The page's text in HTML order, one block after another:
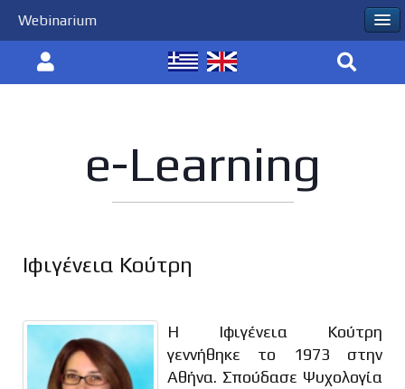
e-Learning
Ιφιγένεια Κούτρη
Η Ιφιγένεια Κούτρη
γεννήθηκε το 1973 στην
Αθήνα. Σπούδασε Ψυχολογία
Webinarium